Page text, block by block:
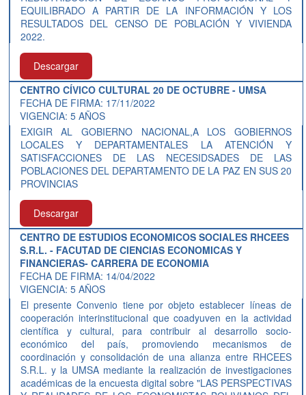
EQUILIBRADO A PARTIR DE LA INFORMACIÓN Y LOS
RESULTADOS DEL CENSO DE POBLACIÓN Y VIVIENDA
2022.
Descargar
CENTRO CÍVICO CULTURAL 20 DE OCTUBRE - UMSA
FECHA DE FIRMA: 17/11/2022
VIGENCIA: 5 AÑOS
EXIGIR AL GOBIERNO NACIONAL,A LOS GOBIERNOS
LOCALES Y DEPARTAMENTALES LA ATENCIÓN Y
SATISFACCIONES DE LAS NECESIDSADES DE LAS
POBLACIONES DEL DEPARTAMENTO DE LA PAZ EN SUS 20
PROVINCIAS
Descargar
CENTRO DE ESTUDIOS ECONOMICOS SOCIALES RHCEES
S.R.L. - FACUTAD DE CIENCIAS ECONOMICAS Y
FINANCIERAS- CARRERA DE ECONOMIA
FECHA DE FIRMA: 14/04/2022
VIGENCIA: 5 AÑOS
El presente Convenio tiene por objeto establecer líneas de
cooperación interinstitucional que coadyuven en la actividad
científica y cultural, para contribuir al desarrollo socio-
económico del país, promoviendo mecanismos de
coordinación y consolidación de una alianza entre RHCEES
S.R.L. y la UMSA mediante la realización de investigaciones
académicas de la encuesta digital sobre "LAS PERSPECTIVAS